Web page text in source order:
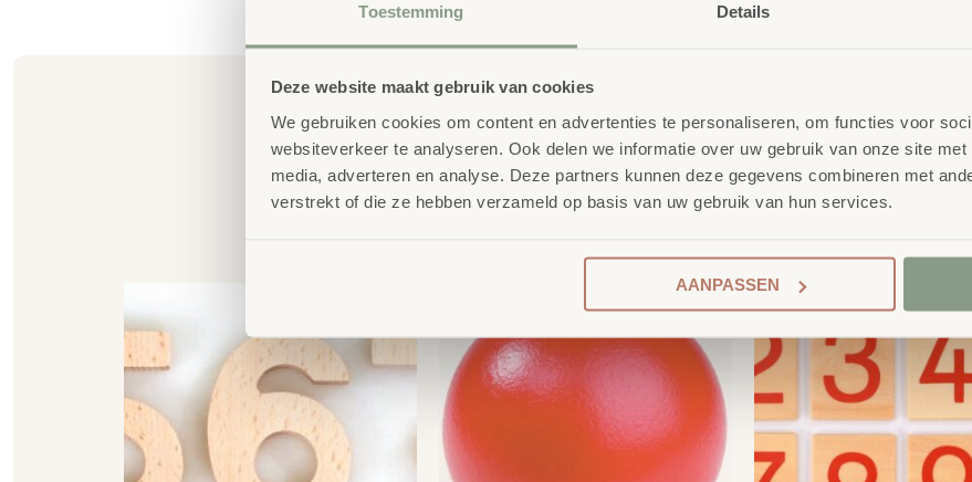
Toestemming Details
Deze website maakt gebruik van cookies
We gebruiken cookies om content en advertenties te personaliseren, om functies voor
websiteverkeer te analyseren. Ook delen we informatie over uw gebruik van onze site
media, adverteren en analyse. Deze partners kunnen deze gegevens combineren met
verstrekt of die ze hebben verzameld op basis van uw gebruik van hun services.
AANPASSEN
Gerelateerde